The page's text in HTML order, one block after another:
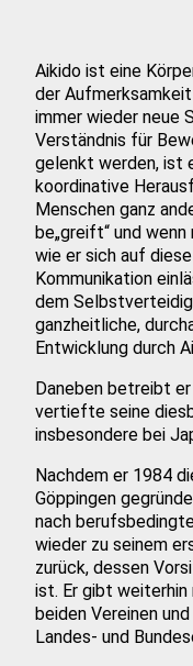
Aikido ist eine
der
immer wieder neue
Verständnis für
gelenkt werden, ist
koordinative
Menschen ganz
be„greift“ und
wie er sich auf
Kommunikation
dem
ganzheitliche,
Entwicklung durch
Daneben betreibt
vertiefte seine
insbesondere bei
Nachdem er 1984
Göppingen
nach
wieder zu seinem
zurück, dessen
ist. Er gibt weiterhin
beiden Vereinen
Landes- und